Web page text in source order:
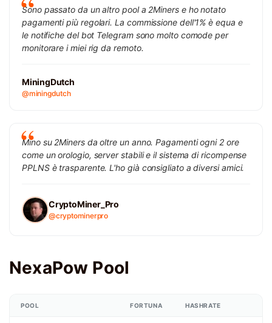
Sono passato da un altro pool a 2Miners e ho notato
pagamenti più regolari. La commissione dell'1% è equa e
le notifiche del bot Telegram sono molto comode per
monitorare i miei rig da remoto.
MiningDutch
@miningdutch
Mino su 2Miners da oltre un anno. Pagamenti ogni 2 ore
come un orologio, server stabili e il sistema di ricompense
PPLNS è trasparente. L'ho già consigliato a diversi amici.
CryptoMiner_Pro
@cryptominerpro
NexaPow Pool
POOL FORTUNA HASHRATE